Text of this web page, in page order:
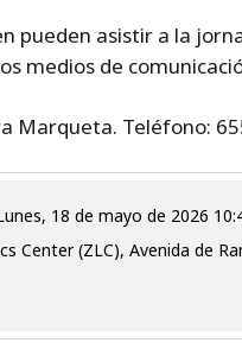
pueden asistir a la
medios de
Marqueta. Teléfono:
lunes, 18 de mayo de 2026
Center (ZLC), Avenida de